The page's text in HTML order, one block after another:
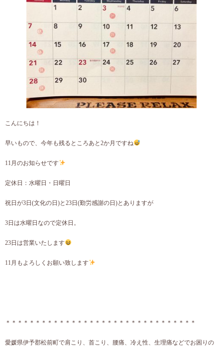
こんにちは！
早いもので、今年も残るところあと2か月ですね
11月のお知らせです
定休日：水曜日・日曜日
祝日が3日(文化の日)と23日(勤労感謝の日)とありますが
3日は水曜日なので定休日。
23日は営業いたします
11月もよろしくお願い致します
＊＊＊＊＊＊＊＊＊＊＊＊＊＊＊＊＊＊＊＊＊＊＊＊＊＊＊＊＊＊＊＊
愛媛県伊予郡松前町で肩こり、首こり、腰痛、冷え性、生理痛などでお困りの